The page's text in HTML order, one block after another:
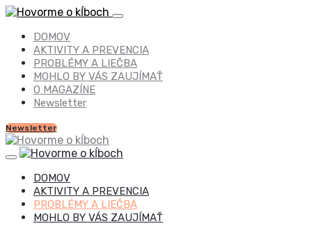
DOMOV
AKTIVITY A PREVENCIA
PROBLÉMY A LIEČBA
MOHLO BY VÁS ZAUJÍMAŤ
O MAGAZÍNE
Newsletter
Newsletter
DOMOV
AKTIVITY A PREVENCIA
PROBLÉMY A LIEČBA
MOHLO BY VÁS ZAUJÍMAŤ